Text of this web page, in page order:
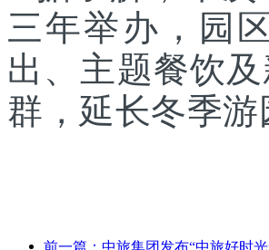
三年举办，园
出、主题餐饮
群，延长冬季游